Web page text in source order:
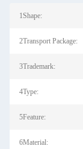
1Shape:
2Transport Package:
3Trademark:
4Type:
5Feature:
6Material: